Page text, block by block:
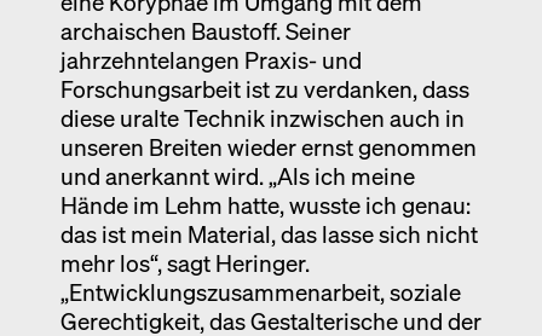
archaischen Baustoff. Seiner
jahrzehntelangen Praxis- und
Forschungsarbeit ist zu verdanken, dass
diese uralte Technik inzwischen auch in
unseren Breiten wieder ernst genommen
und anerkannt wird. „Als ich meine
Hände im Lehm hatte, wusste ich genau:
das ist mein Material, das lasse sich nicht
mehr los“, sagt Heringer.
„Entwicklungszusammenarbeit, soziale
Gerechtigkeit, das Gestalterische und der